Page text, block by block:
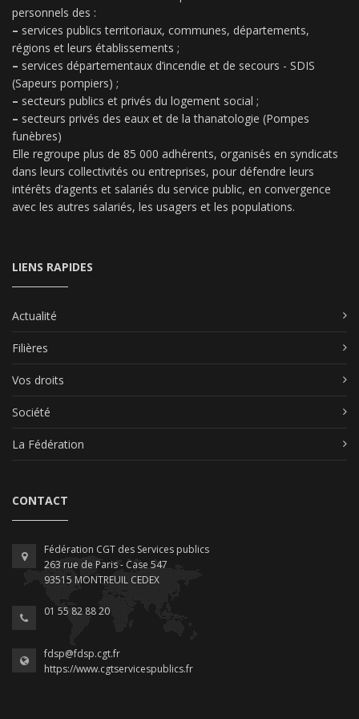
personnels des :
– services publics territoriaux, communes, départements,
régions et leurs établissements ;
– services départementaux d’incendie et de secours - SDIS
(Sapeurs pompiers) ;
– secteurs publics et privés du logement social ;
– secteurs privés des eaux et de la thanatologie (Pompes
funèbres)
Elle regroupe plus de 85 000 adhérents, organisés en syndicats
dans leurs collectivités ou entreprises, pour défendre leurs
intérêts d’agents et salariés du service public, en convergence
avec les autres salariés, les usagers et les populations.
LIENS RAPIDES
Actualité
Filières
Vos droits
Société
La Fédération
CONTACT
Fédération CGT des Services publics
263 rue de Paris - Case 547
93515 MONTREUIL CEDEX
01 55 82 88 20
fdsp@fdsp.cgt.fr
https://www.cgtservicespublics.fr